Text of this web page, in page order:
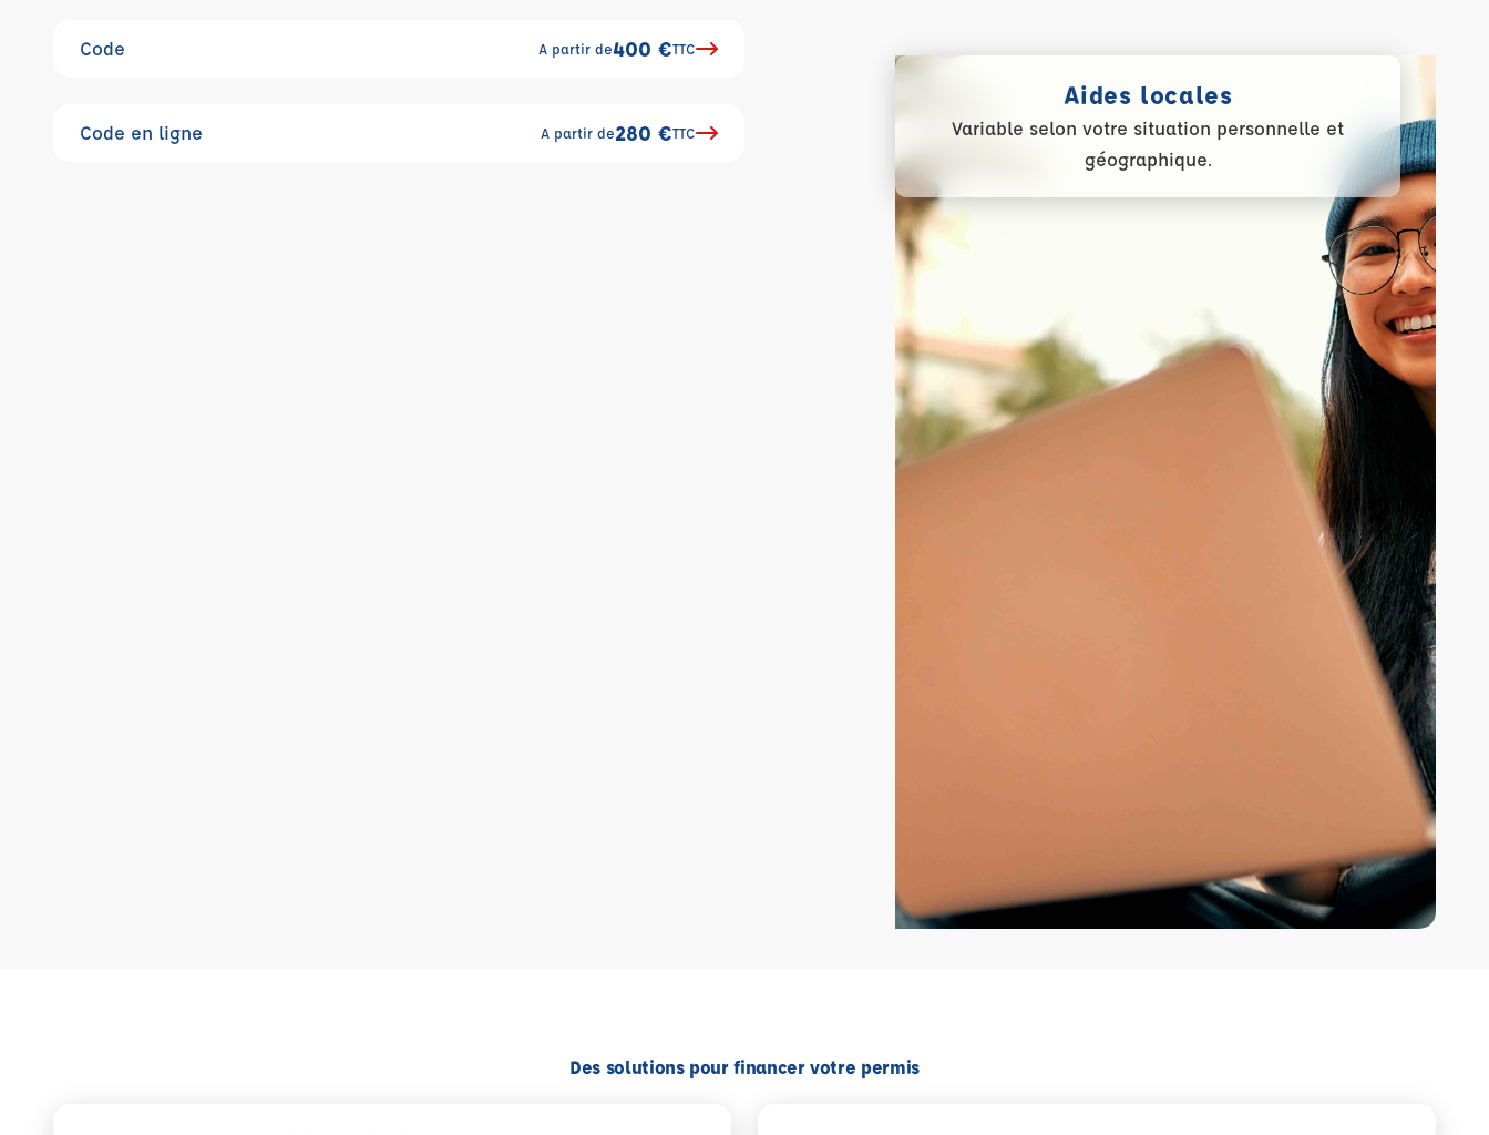
Code A partir de400 €TTC
Code en ligne A partir de280 €TTC
Aides locales
Variable selon votre situation personnelle et
géographique.
Des solutions pour financer votre permis